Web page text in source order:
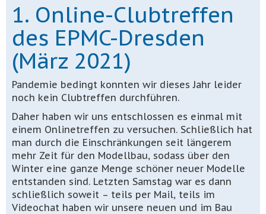
1. Online-Clubtreffen
des EPMC-Dresden
(März 2021)
Pandemie bedingt konnten wir dieses Jahr leider
noch kein Clubtreffen durchführen.
Daher haben wir uns entschlossen es einmal mit
einem Onlinetreffen zu versuchen. Schließlich hat
man durch die Einschränkungen seit längerem
mehr Zeit für den Modellbau, sodass über den
Winter eine ganze Menge schöner neuer Modelle
entstanden sind. Letzten Samstag war es dann
schließlich soweit – teils per Mail, teils im
Videochat haben wir unsere neuen und im Bau